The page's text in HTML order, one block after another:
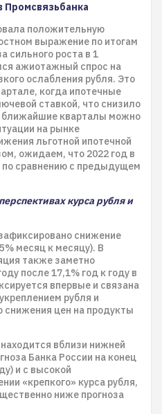
Промсвязьбанка
положительную
выражение по итогам
сильного роста в 1
ажиотажный спрос на
ослабления рубля. Это
когда ипотечные
ставкой, что снизило
ближайшие кварталы можно
на рынке
льготной ипотечной
ожидаем, что 2022 год в
по сравнению с предыдущем
курса рубля и
снижение
месяц к месяцу). В
также заметно
после 17,1% год к году в
впервые и связана
рубля и
цен на продукты
вблизи нижней
Банка России на конец
и с высокой
«крепкого» курса рубля,
ниже прогноза